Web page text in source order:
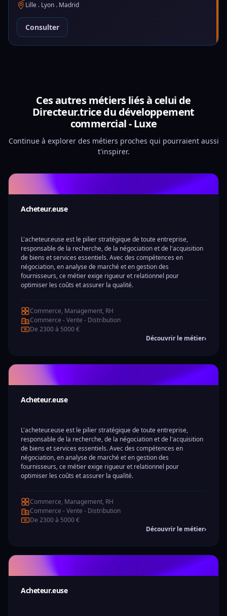
Lille . Lyon . Madrid
Consulter
Ces autres métiers liés à celui de
Directeur.trice du développement
commercial - Luxe
Continue à explorer des métiers proches qui pourraient aussi
t'inspirer.
Acheteur.euse
L'acheteur.euse est le pilier stratégique de toute entreprise,
responsable de la recherche, de la négociation et de l'acquisition
de biens et services essentiels. Avec des compétences en
négociation, en analyse de marché et en gestion des
fournisseurs, ce métier exige rigueur et relationnel pour
optimiser les coûts et assurer la qualité.
Commerce, Management, RH
Commerce - Vente - Distribution
De 2300 à 5000 €
Découvrir le métier›
Acheteur.euse
L'acheteur.euse est le pilier stratégique de toute entreprise,
responsable de la recherche, de la négociation et de l'acquisition
de biens et services essentiels. Avec des compétences en
négociation, en analyse de marché et en gestion des
fournisseurs, ce métier exige rigueur et relationnel pour
optimiser les coûts et assurer la qualité.
Commerce, Management, RH
Commerce - Vente - Distribution
De 2300 à 5000 €
Découvrir le métier›
Acheteur.euse